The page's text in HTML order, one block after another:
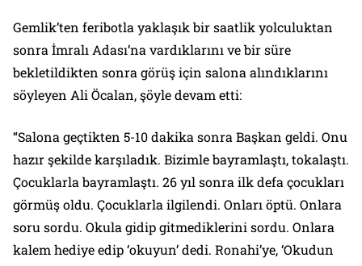
Gemlik’ten feribotla yaklaşık bir saatlik yolculuktan
sonra İmralı Adası’na vardıklarını ve bir süre
bekletildikten sonra görüş için salona alındıklarını
söyleyen Ali Öcalan, şöyle devam etti:
“Salona geçtikten 5-10 dakika sonra Başkan geldi. Onu
hazır şekilde karşıladık. Bizimle bayramlaştı, tokalaştı.
Çocuklarla bayramlaştı. 26 yıl sonra ilk defa çocukları
görmüş oldu. Çocuklarla ilgilendi. Onları öptü. Onlara
soru sordu. Okula gidip gitmediklerini sordu. Onlara
kalem hediye edip ‘okuyun’ dedi. Ronahi’ye, ‘Okudun